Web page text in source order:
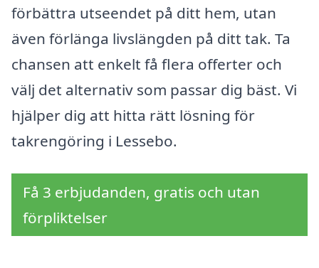
förbättra utseendet på ditt hem, utan
även förlänga livslängden på ditt tak. Ta
chansen att enkelt få flera offerter och
välj det alternativ som passar dig bäst. Vi
hjälper dig att hitta rätt lösning för
takrengöring i Lessebo.
Få 3 erbjudanden, gratis och utan
förpliktelser